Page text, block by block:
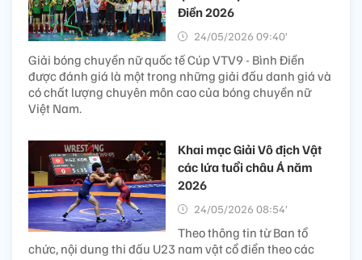
Điền 2026
24/05/2026 09:40’
Giải bóng chuyền nữ quốc tế Cúp VTV9 - Bình Điền
được đánh giá là một trong những giải đấu danh giá và
có chất lượng chuyên môn cao của bóng chuyền nữ
Việt Nam.
Khai mạc Giải Vô địch Vật
các lứa tuổi châu Á năm
2026
24/05/2026 08:54’
Theo thông tin từ Ban tổ
chức, nội dung thi đấu U23 nam vật cổ điển theo các